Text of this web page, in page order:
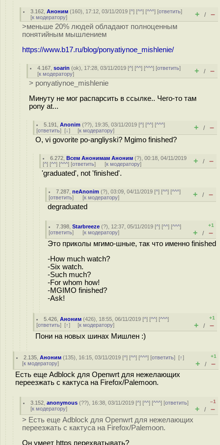
3.162 ,Аноним (160), 17:12, 03/11/2019 [^] [^^] [^^^] [ответить]
[к модератору] + / –
>меньше 20% людей обладают полноценным
понятийным мышлением
https://www.b17.ru/blog/ponyatiynoe_mishlenie/
4.167 ,soarin (ok), 17:28, 03/11/2019 [^] [^^] [^^^] [ответить]
[к модератору] + / –
> ponyatiynoe_mishlenie
Минуту не мог распарсить в ссылке.. Чего-то там
pony at...
5.191 ,Anonim (??), 19:35, 03/11/2019 [^] [^^] [^^^]
[ответить] [↓] [к модератору] + / –
O, vi govorite po-angliyski? Mgimo finished?
6.272 ,Всем Анонимам Аноним (?), 00:18, 04/11/2019
[^] [^^] [^^^] [ответить] [к модератору] + / –
'graduated', not 'finished'.
7.287 ,neAnonim (?), 03:09, 04/11/2019 [^] [^^] [^^^]
[ответить] [к модератору] + / –
degraduated
7.398 ,Starbreeze (?), 12:37, 05/11/2019 [^] [^^] [^^^]
[ответить] [к модератору]
+1
+ / –
Это приколы мгимо-шные, так что именно finished
-How much watch?
-Six watch.
-Such much?
-For whom how!
-MGIMO finished?
-Ask!
5.426 ,Аноним (426), 18:55, 06/11/2019 [^] [^^] [^^^]
[ответить] [↑] [к модератору]
+1
+ / –
Пони на новых шинах Мишлен :)
2.135 ,Аноним (135), 16:15, 03/11/2019 [^] [^^] [^^^] [ответить][↑]
[к модератору]
+1
+ / –
Есть еще Adblock для Openwrt для нежелающих
переезжать с кактуса на Firefox/Palemoon.
3.152 ,anonymous (??), 16:38, 03/11/2019 [^] [^^] [^^^] [ответить]
[к модератору]
–1
+ / –
> Есть еще Adblock для Openwrt для нежелающих
переезжать с кактуса на Firefox/Palemoon.
Он умеет https перехватывать?